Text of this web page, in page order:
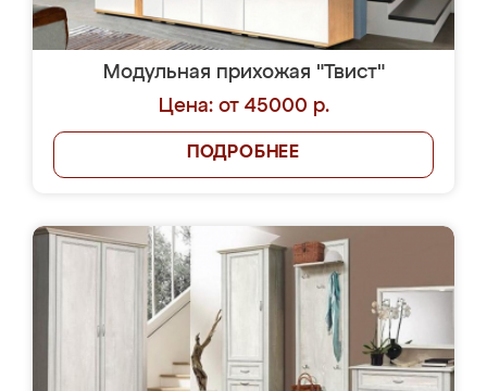
Модульная прихожая "Твист"
Цена: от 45000 р.
ПОДРОБНЕЕ